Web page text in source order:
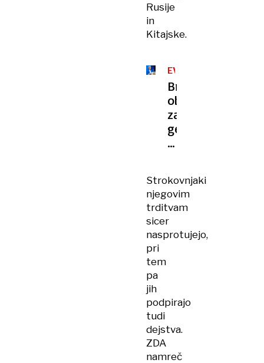
Rusije
in
Kitajske.
EVROPSKA
KOMISIJA
Bruselj
ob
zaostrenih
geopolitičnih
razmerah
varnostno
strategijo
Strokovnjaki
njegovim
trditvam
sicer
nasprotujejo,
pri
tem
pa
jih
podpirajo
tudi
dejstva.
ZDA
namreč